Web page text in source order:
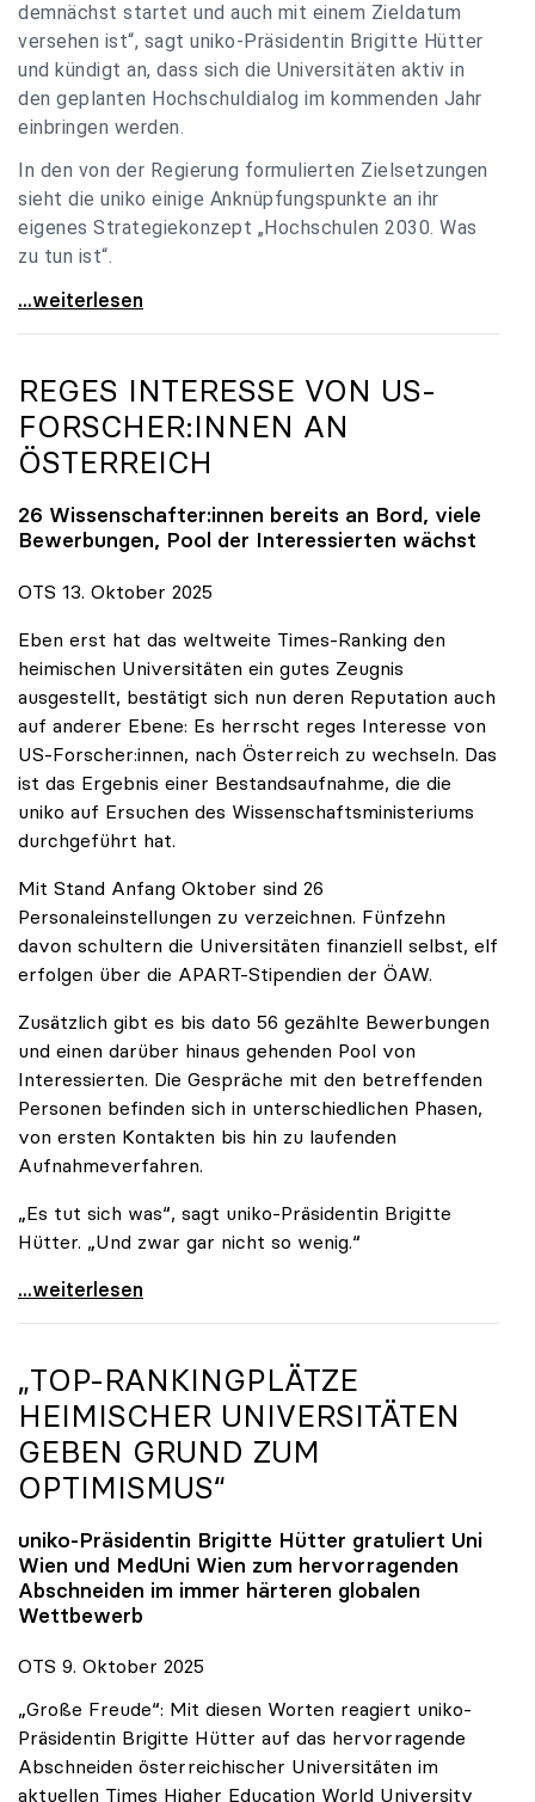
demnächst startet und auch mit einem Zieldatum
versehen ist“, sagt uniko-Präsidentin Brigitte Hütter
und kündigt an, dass sich die Universitäten aktiv in
den geplanten Hochschuldialog im kommenden Jahr
einbringen werden.
In den von der Regierung formulierten Zielsetzungen
sieht die uniko einige Anknüpfungspunkte an ihr
eigenes Strategiekonzept „Hochschulen 2030. Was
zu tun ist“.
Universitäten: Hochschulstrategie 2040 muss eine
...weiterlesen
REGES INTERESSE VON US-
FORSCHER:INNEN AN
ÖSTERREICH
26 Wissenschafter:innen bereits an Bord, viele
Bewerbungen, Pool der Interessierten wächst
OTS 13. Oktober 2025
Eben erst hat das weltweite Times-Ranking den
heimischen Universitäten ein gutes Zeugnis
ausgestellt, bestätigt sich nun deren Reputation auch
auf anderer Ebene: Es herrscht reges Interesse von
US-Forscher:innen, nach Österreich zu wechseln. Das
ist das Ergebnis einer Bestandsaufnahme, die die
uniko auf Ersuchen des Wissenschaftsministeriums
durchgeführt hat.
Mit Stand Anfang Oktober sind 26
Personaleinstellungen zu verzeichnen. Fünfzehn
davon schultern die Universitäten finanziell selbst, elf
erfolgen über die APART-Stipendien der ÖAW.
Zusätzlich gibt es bis dato 56 gezählte Bewerbungen
und einen darüber hinaus gehenden Pool von
Interessierten. Die Gespräche mit den betreffenden
Personen befinden sich in unterschiedlichen Phasen,
von ersten Kontakten bis hin zu laufenden
Aufnahmeverfahren.
„Es tut sich was“, sagt uniko-Präsidentin Brigitte
Hütter. „Und zwar gar nicht so wenig.“
Reges Interesse von US-Forscher:innen an
...weiterlesen
„TOP-RANKINGPLÄTZE
HEIMISCHER UNIVERSITÄTEN
GEBEN GRUND ZUM
OPTIMISMUS“
uniko-Präsidentin Brigitte Hütter gratuliert Uni
Wien und MedUni Wien zum hervorragenden
Abschneiden im immer härteren globalen
Wettbewerb
OTS 9. Oktober 2025
„Große Freude“: Mit diesen Worten reagiert uniko-
Präsidentin Brigitte Hütter auf das hervorragende
Abschneiden österreichischer Universitäten im
aktuellen Times Higher Education World University